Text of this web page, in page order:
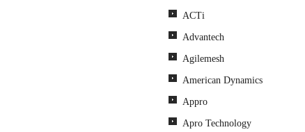
ACTi
Advantech
Agilemesh
American Dynamics
Appro
Apro Technology